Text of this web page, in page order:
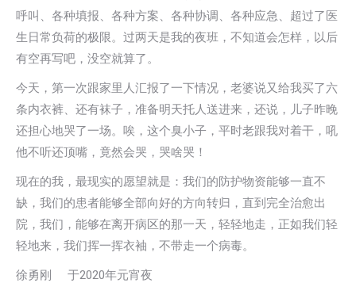
呼叫、各种填报、各种方案、各种协调、各种应急、超过了医
生日常负荷的极限。过两天是我的夜班，不知道会怎样，以后
有空再写吧，没空就算了。
今天，第一次跟家里人汇报了一下情况，老婆说又给我买了六
条内衣裤、还有袜子，准备明天托人送进来，还说，儿子昨晚
还担心地哭了一场。唉，这个臭小子，平时老跟我对着干，吼
他不听还顶嘴，竟然会哭，哭啥哭！
现在的我，最现实的愿望就是：我们的防护物资能够一直不
缺，我们的患者能够全部向好的方向转归，直到完全治愈出
院，我们，能够在离开病区的那一天，轻轻地走，正如我们轻
轻地来，我们挥一挥衣袖，不带走一个病毒。
徐勇刚 于2020年元宵夜